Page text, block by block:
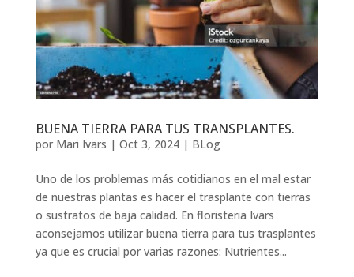
BUENA TIERRA PARA TUS TRANSPLANTES.
por Mari Ivars | Oct 3, 2024| BLog
Uno de los problemas más cotidianos en el mal estar
de nuestras plantas es hacer el trasplante con tierras
o sustratos de baja calidad. En floristeria Ivars
aconsejamos utilizar buena tierra para tus trasplantes
ya que es crucial por varias razones: Nutrientes...